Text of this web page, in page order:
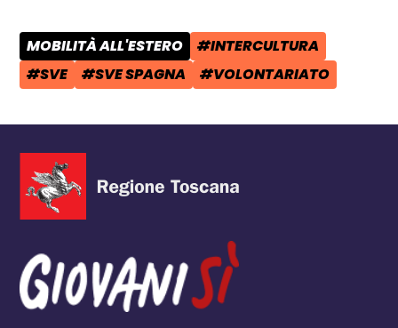
CATEGORIA POST:
MOBILITÀ ALL'ESTERO TAG:
#INTERCULTURA
TAG:
#SVE TAG:
#SVE SPAGNA TAG:
#VOLONTARIATO